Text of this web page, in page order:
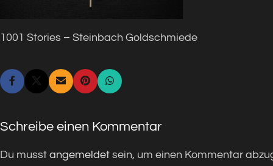
1001 Stories – Steinbach Goldschmiede
Schreibe einen Kommentar
Du musst angemeldet sein, um einen Kommentar